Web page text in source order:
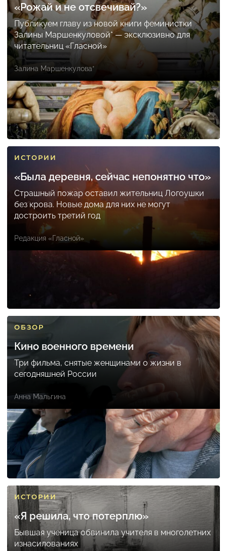
«Рожай и не отсвечивай?»
Публикуем главу из новой книги феминистки
Залины Маршенкуловой* — эксклюзивно для
читательниц «Гласной»
Залина Маршенкулова*
ИСТОРИИ
«Была деревня, сейчас непонятно что»
Страшный пожар оставил жительниц Логоушки
без крова. Новые дома для них не могут
достроить третий год
Редакция «Гласной»
ОБЗОР
Кино военного времени
Три фильма, снятые женщинами о жизни в
сегодняшней России
Анна Мальгина
ИСТОРИИ
«Я решила, что потерплю»
Бывшая ученица обвинила учителя в многолетних
изнасилованиях